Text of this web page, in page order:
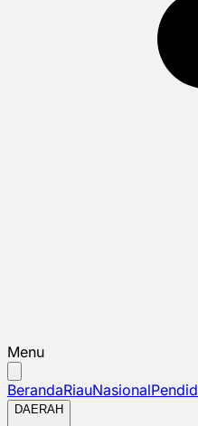
Menu
BerandaRiauNasional
DAERAH